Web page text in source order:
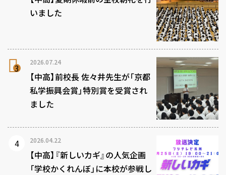
いました
2026.07.24
【中高】前校長 佐々井先生が「京都
私学振興会賞」特別賞を受賞され
ました
2026.04.22
【中高】『新しいカギ』の人気企画
「学校かくれんぼ」に本校が参戦し